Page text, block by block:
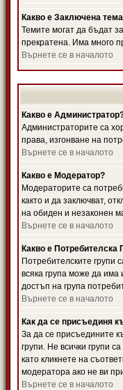
Какво е Заключена
Темите могат да бъдат
прекратена. Има много
Върнете се в началото
Какво е
Администраторите са
права, изгонване на
Върнете се в началото
Какво е Модератор?
Модераторите са
както и да заключват,
на обиден и незаконен
Върнете се в началото
Какво е Потребителска
Потребителските групи
всяка група може да
достъп на група
Върнете се в началото
Как да се присъединя
За да се присъедините
групи. Не всички групи са
като кликнете на
модератора ако не ви
Върнете се в началото